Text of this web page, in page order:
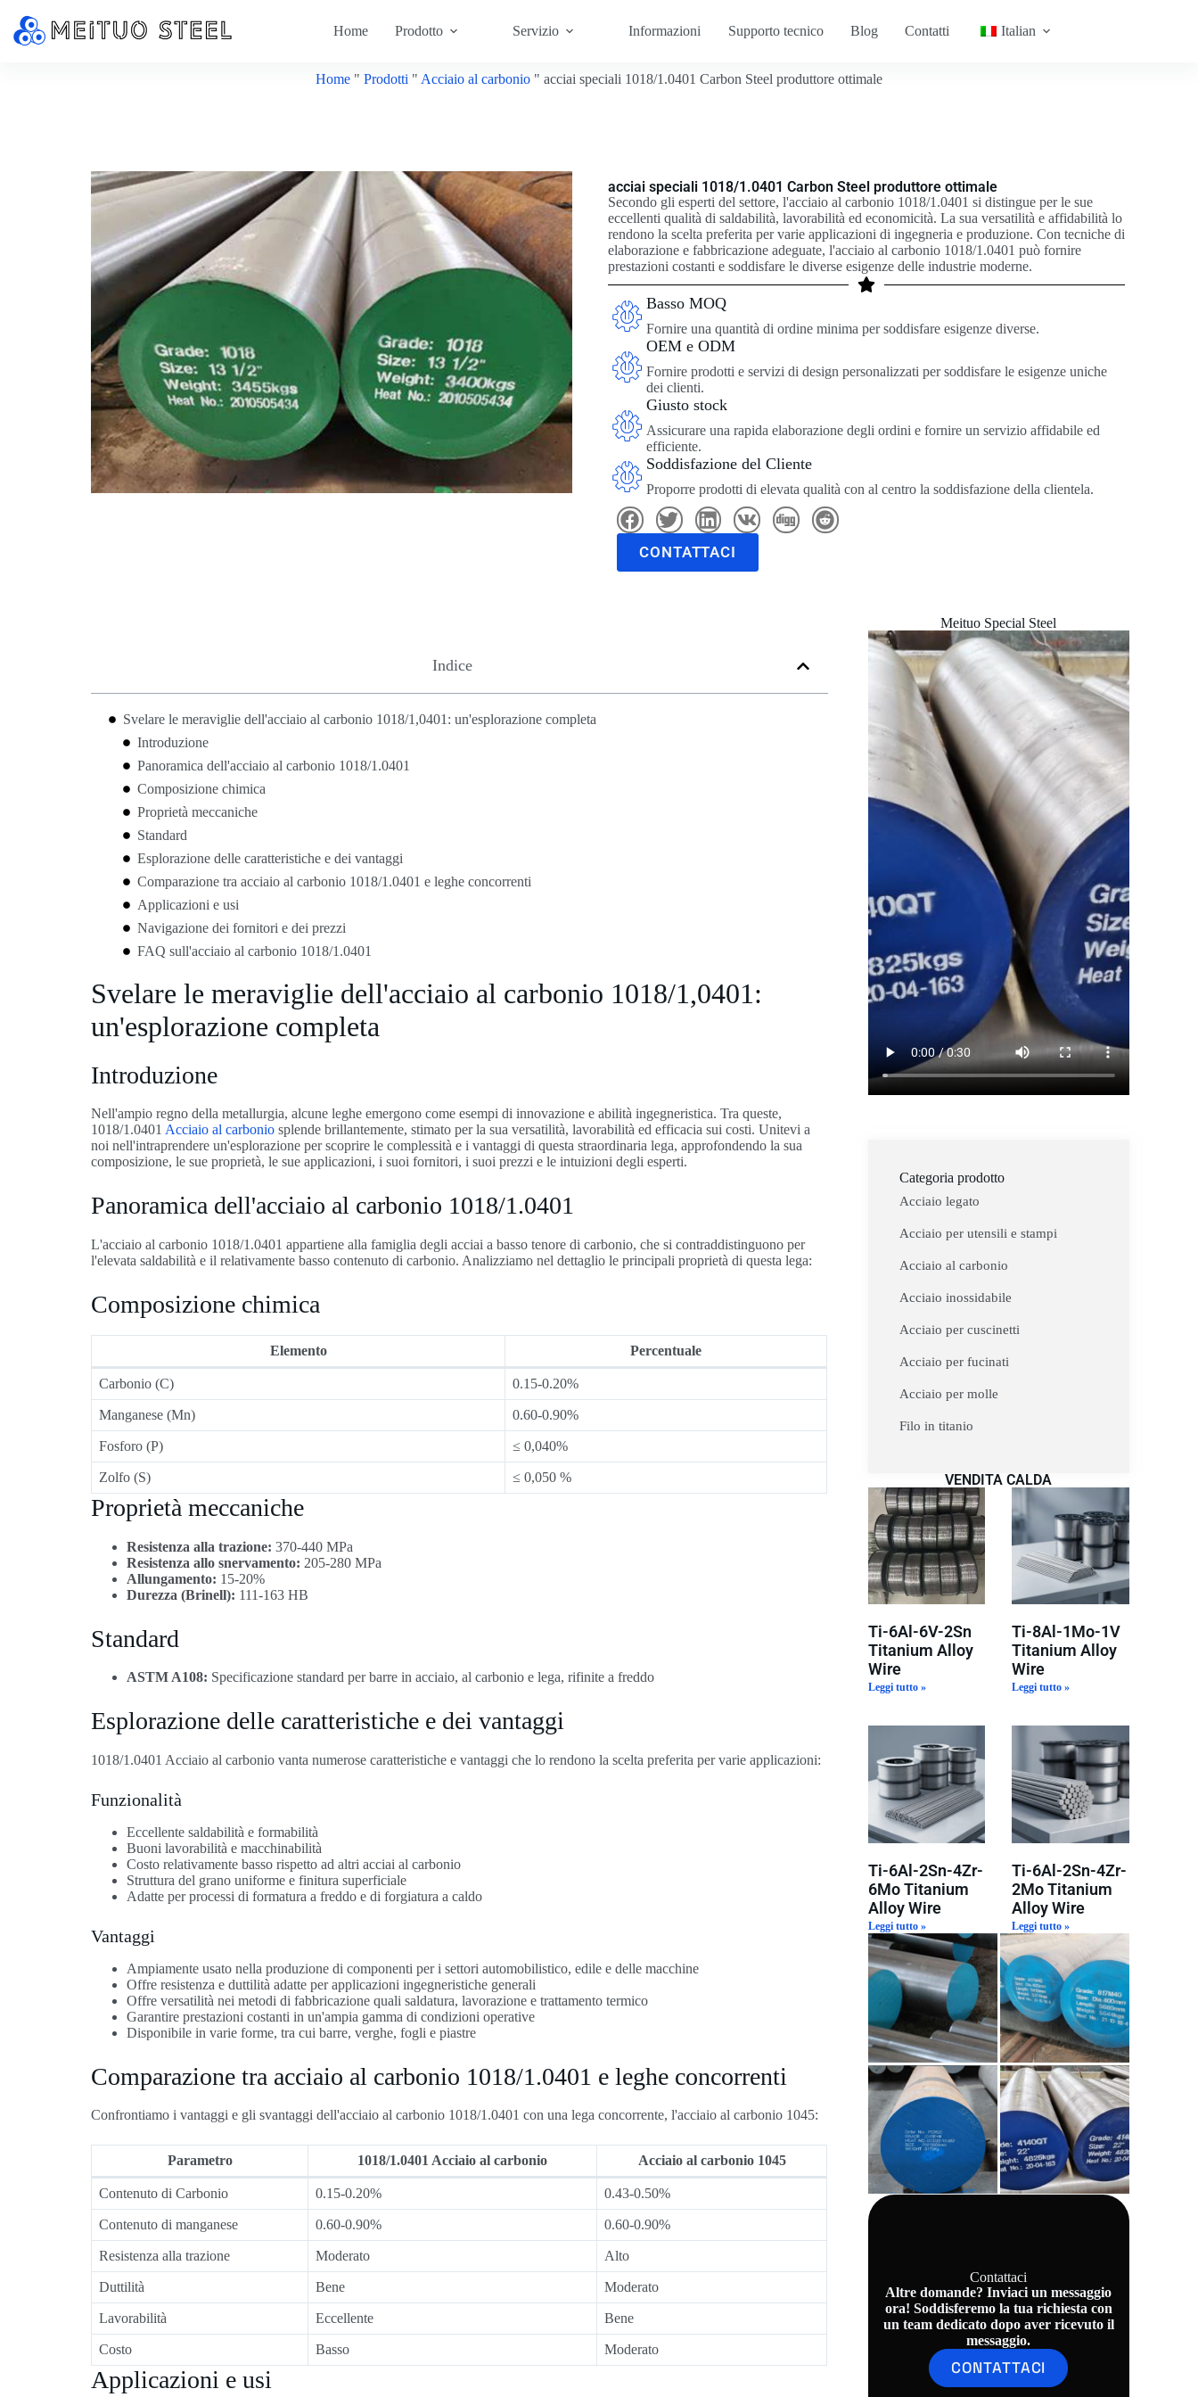
Home Prodotto Servizio Informazioni Supporto tecnico Blog Contatti Italian
Home " Prodotti " Acciaio al carbonio " acciai speciali 1018/1.0401 Carbon Steel produttore ottimale
acciai speciali 1018/1.0401 Carbon Steel produttore ottimale
Secondo gli esperti del settore, l'acciaio al carbonio 1018/1.0401 si distingue per le sue
eccellenti qualità di saldabilità, lavorabilità ed economicità. La sua versatilità e affidabilità lo
rendono la scelta preferita per varie applicazioni di ingegneria e produzione. Con tecniche di
elaborazione e fabbricazione adeguate, l'acciaio al carbonio 1018/1.0401 può fornire
prestazioni costanti e soddisfare le diverse esigenze delle industrie moderne.
Basso MOQ
Fornire una quantità di ordine minima per soddisfare esigenze diverse.
OEM e ODM
Fornire prodotti e servizi di design personalizzati per soddisfare le esigenze uniche
dei clienti.
Giusto stock
Assicurare una rapida elaborazione degli ordini e fornire un servizio affidabile ed
efficiente.
Soddisfazione del Cliente
Proporre prodotti di elevata qualità con al centro la soddisfazione della clientela.
CONTATTACI
Indice
Svelare le meraviglie dell'acciaio al carbonio 1018/1,0401: un'esplorazione completa
Introduzione
Panoramica dell'acciaio al carbonio 1018/1.0401
Composizione chimica
Proprietà meccaniche
Standard
Esplorazione delle caratteristiche e dei vantaggi
Comparazione tra acciaio al carbonio 1018/1.0401 e leghe concorrenti
Applicazioni e usi
Navigazione dei fornitori e dei prezzi
FAQ sull'acciaio al carbonio 1018/1.0401
Svelare le meraviglie dell'acciaio al carbonio 1018/1,0401:
un'esplorazione completa
Introduzione
Nell'ampio regno della metallurgia, alcune leghe emergono come esempi di innovazione e abilità ingegneristica. Tra queste,
1018/1.0401 Acciaio al carboniosplende brillantemente, stimato per la sua versatilità, lavorabilità ed efficacia sui costi. Unitevi a
noi nell'intraprendere un'esplorazione per scoprire le complessità e i vantaggi di questa straordinaria lega, approfondendo la sua
composizione, le sue proprietà, le sue applicazioni, i suoi fornitori, i suoi prezzi e le intuizioni degli esperti.
Panoramica dell'acciaio al carbonio 1018/1.0401
L'acciaio al carbonio 1018/1.0401 appartiene alla famiglia degli acciai a basso tenore di carbonio, che si contraddistinguono per
l'elevata saldabilità e il relativamente basso contenuto di carbonio. Analizziamo nel dettaglio le principali proprietà di questa lega:
Composizione chimica
Elemento Percentuale
Carbonio (C) 0.15-0.20%
Manganese (Mn) 0.60-0.90%
Fosforo (P) ≤ 0,040%
Zolfo (S) ≤ 0,050 %
Proprietà meccaniche
Resistenza alla trazione: 370-440 MPa
Resistenza allo snervamento: 205-280 MPa
Allungamento: 15-20%
Durezza (Brinell): 111-163 HB
Standard
ASTM A108: Specificazione standard per barre in acciaio, al carbonio e lega, rifinite a freddo
Esplorazione delle caratteristiche e dei vantaggi
1018/1.0401 Acciaio al carbonio vanta numerose caratteristiche e vantaggi che lo rendono la scelta preferita per varie applicazioni:
Funzionalità
Eccellente saldabilità e formabilità
Buoni lavorabilità e macchinabilità
Costo relativamente basso rispetto ad altri acciai al carbonio
Struttura del grano uniforme e finitura superficiale
Adatte per processi di formatura a freddo e di forgiatura a caldo
Vantaggi
Ampiamente usato nella produzione di componenti per i settori automobilistico, edile e delle macchine
Offre resistenza e duttilità adatte per applicazioni ingegneristiche generali
Offre versatilità nei metodi di fabbricazione quali saldatura, lavorazione e trattamento termico
Garantire prestazioni costanti in un'ampia gamma di condizioni operative
Disponibile in varie forme, tra cui barre, verghe, fogli e piastre
Comparazione tra acciaio al carbonio 1018/1.0401 e leghe concorrenti
Confrontiamo i vantaggi e gli svantaggi dell'acciaio al carbonio 1018/1.0401 con una lega concorrente, l'acciaio al carbonio 1045:
Parametro 1018/1.0401 Acciaio al carbonio Acciaio al carbonio 1045
Contenuto di Carbonio 0.15-0.20% 0.43-0.50%
Contenuto di manganese 0.60-0.90% 0.60-0.90%
Resistenza alla trazione Moderato Alto
Duttilità Bene Moderato
Lavorabilità Eccellente Bene
Costo Basso Moderato
Applicazioni e usi
Meituo Special Steel
Categoria prodotto
Acciaio legato
Acciaio per utensili e stampi
Acciaio al carbonio
Acciaio inossidabile
Acciaio per cuscinetti
Acciaio per fucinati
Acciaio per molle
Filo in titanio
VENDITA CALDA
Ti-6Al-6V-2Sn
Titanium Alloy
Wire
Leggi tutto »
Ti-8Al-1Mo-1V
Titanium Alloy
Wire
Leggi tutto »
Ti-6Al-2Sn-4Zr-
6Mo Titanium
Alloy Wire
Leggi tutto »
Ti-6Al-2Sn-4Zr-
2Mo Titanium
Alloy Wire
Leggi tutto »
Contattaci
Altre domande? Inviaci un messaggio
ora! Soddisferemo la tua richiesta con
un team dedicato dopo aver ricevuto il
messaggio.
CONTATTACI